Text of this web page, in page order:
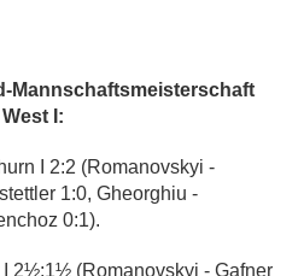
Mannschaftsmeisterschaft
I:
I 2:2 (Romanovskyi -
1:0, Gheorghiu -
0:1).
I 2½:1½ (Romanovskyi - Gafner